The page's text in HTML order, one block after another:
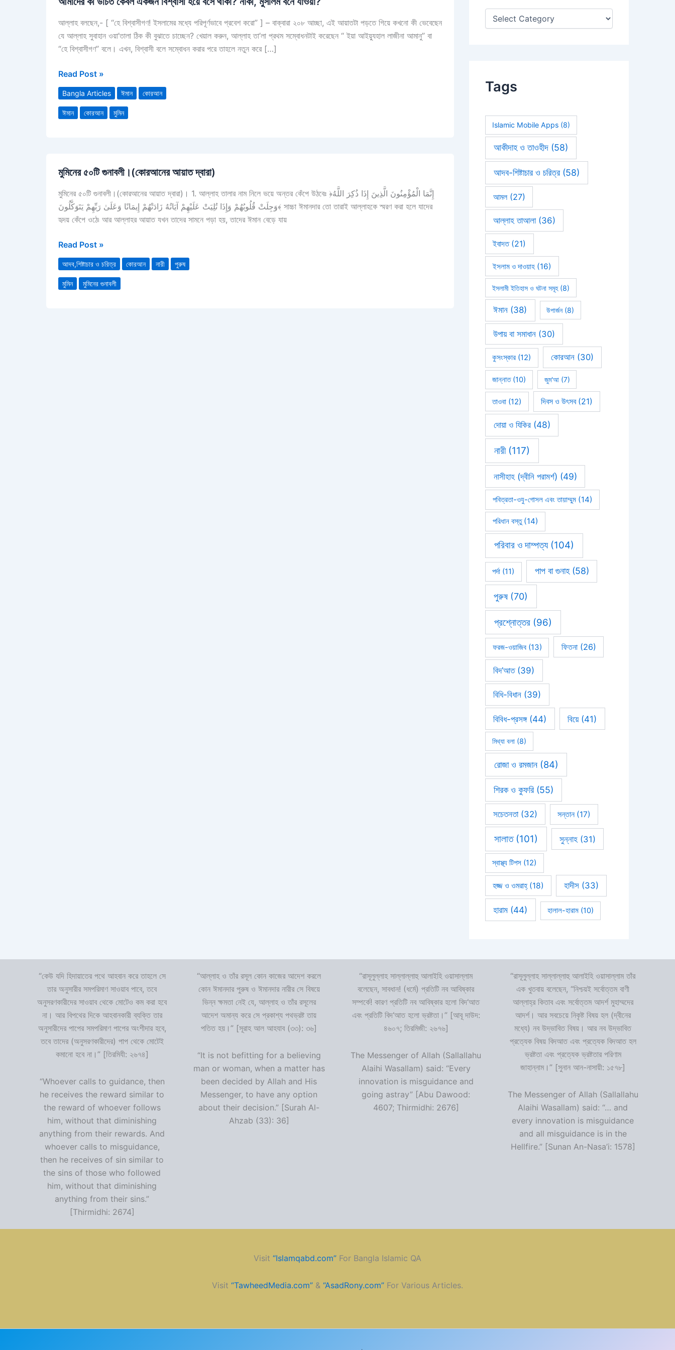
আল্লাহ বলছেন,- [ “হে বিশ্বাসীগণ! ইসলামের মধ্যে পরিপূর্ণভাবে প্রবেশ করো” ] – বাক্বারা ২০৮ আচ্ছা, এই আয়াতটা পড়তে গিয়ে কখনো কী ভেবেছেন
যে আল্লাহ সুবাহান ওয়া’তালা ঠিক কী বুঝাতে চাচ্ছেন? খেয়াল করুন, আল্লাহ তা’লা প্রথম সম্বোধনটাই করেছেন “ ইয়া আইয়্যুহাল লাজীনা আমানু” বা
“হে বিশ্বাসীগণ” বলে। এখন, বিশ্বাসী বলে সম্বোধন করার পরে তাহলে নতুন করে […]
কী
কেবল
একজন
বিশ্বাসী
বসে
থাকা?
নাকী,
মুসলিম
Read Post »
Bangla Articles ঈমান কোরআন
ঈমান কোরআন মুমিন
মুমিনের ৫০টি গুনাবলী।(কোরআনের আয়াত দ্বারা)
মুমিনের ৫০টি গুনাবলী।(কোরআনের আয়াত দ্বারা)। 1. আল্লাহ তালার নাম নিলে ভয়ে অন্তর কেঁপে উঠবেঃ ﴿إِنَّمَا الْمُؤْمِنُونَ الَّذِينَ إِذَا ذُكِرَ اللَّهُ
وَجِلَتْ قُلُوبُهُمْ وَإِذَا تُلِيَتْ عَلَيْهِمْ آيَاتُهُ زَادَتْهُمْ إِيمَانًا وَعَلَىٰ رَبِّهِمْ يَتَوَكَّلُونَ﴾ সাচ্চা ঈমানদার তো তারাই আল্লাহকে স্মরণ করা হলে যাদের
হৃদয় কেঁপে ওঠে৷ আর আল্লাহর আয়াত যখন তাদের সামনে পড়া হয়, তাদের ঈমান বেড়ে যায়
৫০টি
(কোরআনের
আয়াত
দ্বারা)
Read Post »
আদব,শিষ্টাচার ও চরিত্র কোরআন নারী পুরুষ
মুমিন মুমিনের গুনাবলী
:
Tags
Islamic Mobile Apps(8)
আকীদাহ ও তাওহীদ(58)
আদব-শিষ্টাচার ও চরিত্র(58)
আমল(27)
আল্লাহ তাআলা(36)
ইবাদত(21)
ইসলাম ও দাওয়াহ(16)
ইসলামী ইতিহাস ও ঘটনা সমূহ(8)
ঈমান (38) উপার্জন(8)
উপায় বা সমাধান(30)
কুসংস্কার (12) কোরআন(30)
জান্নাত(10) জুম'আ(7)
তাওবা (12) দিবস ও উৎসব(21)
দোয়া ও যিকির(48)
নারী(117)
নাসীহাহ (দ্বীনি পরামর্শ) (49)
পবিত্রতা-ওযু-গোসল এবং তায়াম্মুম(14)
পরিধান বস্তু(14)
পরিবার ও দাম্পত্য(104)
পর্দা (11) পাপ বা গুনাহ(58)
পুরুষ (70)
প্রশ্নোত্তর(96)
ফরজ-ওয়াজিব(13) ফিতনা(26)
বিদ’আত(39)
বিধি-বিধান (39)
বিবিধ-প্রসঙ্গ(44) বিয়ে(41)
মিথ্যা বলা(8)
রোজা ও রমজান(84)
শিরক ও কুফরি(55)
সচেতনতা(32) সন্তান(17)
সালাত(101) সুন্নাহ(31)
স্বাস্থ্য টিপস (12)
হজ্জ ও ওমরাহ্‌(18) হাদীস (33)
হারাম (44) হালাল-হারাম (10)
“কেউ যদি হিদায়াতের পথে আহবান করে তাহলে সে
তার অনুসারীর সমপরিমাণ সাওয়াব পাবে, তবে
অনুসরণকারীদের সাওয়াব থেকে মোটেও কম করা হবে
না। আর বিপথের দিকে আহবানকারী ব্যক্তি তার
অনুসারীদের পাপের সমপরিমাণ পাপের অংশীদার হবে,
তবে তাদের (অনুসরণকারীদের) পাপ থেকে মোটেই
কমানো হবে না।” [তিরমিযী: ২৬৭৪]
“Whoever calls to guidance, then
he receives the reward similar to
the reward of whoever follows
him, without that diminishing
anything from their rewards. And
whoever calls to misguidance,
then he receives of sin similar to
the sins of those who followed
him, without that diminishing
anything from their sins.”
[Thirmidhi: 2674]
“আল্লাহ ও তাঁর রসূল কোন কাজের আদেশ করলে
কোন ঈমানদার পুরুষ ও ঈমানদার নারীর সে বিষয়ে
ভিন্ন ক্ষমতা নেই যে, আল্লাহ ও তাঁর রসূলের
আদেশ অমান্য করে সে প্রকাশ্য পথভ্রষ্ট তায়
পতিত হয়।” [সূরাহ আল আহযাব (৩৩): ৩৬]
“It is not befitting for a believing
man or woman, when a matter has
been decided by Allah and His
Messenger, to have any option
about their decision.” [Surah Al-
Ahzab (33): 36]
“রাসূলুল্লাহ সাল্লাল্লাহু আলাইহি ওয়াসাল্লাম
বলেছেন, সাবধান! (ধর্মে) প্রতিটি নব আবিষ্কার
সম্পর্কে! কারণ প্রতিটি নব আবিষ্কার হলো বিদ‘আত
এবং প্রতিটি বিদ‘আত হলো ভ্রষ্টতা।” [আবূ দাউদ:
৪৬০৭; তিরমিজী: ২৬৭৬]
The Messenger of Allah (Sallallahu
Alaihi Wasallam) said: “Every
innovation is misguidance and
going astray” [Abu Dawood:
4607; Thirmidhi: 2676]
“রাসূলুল্লাহ সাল্লাল্লাহু আলাইহি ওয়াসাল্লাম তাঁর
এক খুতবায় বলেছেন, “নিশ্চয়ই সর্বোত্তম বাণী
আল্লাহ্‌র কিতাব এবং সর্বোত্তম আদর্শ মুহাম্মদের
আদর্শ। আর সবচেয়ে নিকৃষ্ট বিষয় হল (দ্বীনের
মধ্যে) নব উদ্ভাবিত বিষয়। আর নব উদ্ভাবিত
প্রত্যেক বিষয় বিদআত এবং প্রত্যেক বিদআত হল
ভ্রষ্টতা এবং প্রত্যেক ভ্রষ্টতার পরিণাম
জাহান্নাম।” [সুনান আন-নাসায়ী: ১৫৭৮]
The Messenger of Allah (Sallallahu
Alaihi Wasallam) said: “… and
every innovation is misguidance
and all misguidance is in the
Hellfire.” [Sunan An-Nasa’i: 1578]
Visit “Islamqabd.com” For Bangla Islamic QA
Visit “TawheedMedia.com” & “AsadRony.com” For Various Articles.